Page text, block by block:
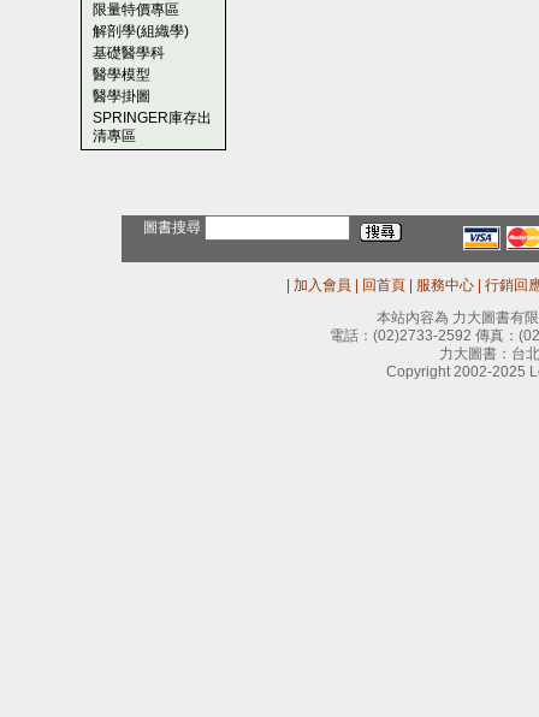
限量特價專區
解剖學(組織學)
基礎醫學科
醫學模型
醫學掛圖
SPRINGER庫存出
清專區
圖書搜尋
加入會員 回首頁 服務中心
行銷回
本站內容為 力大圖書有
電話： (02)2733-2592 傳真：
力大圖書：台
Copyright 2002-2025